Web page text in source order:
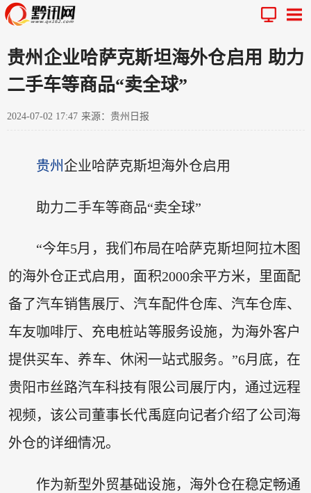
贵州企业哈萨克斯坦海外仓启用 助力
二手车等商品“卖全球”
2024-07-02 17:47 来源：贵州日报
贵州 企业哈萨克斯坦海外仓启用
助力二手车等商品“卖全球”
“今年5月，我们布局在哈萨克斯坦阿拉木图
的海外仓正式启用，面积2000余平方米，里面配
备了汽车销售展厅、汽车配件仓库、汽车仓库、
车友咖啡厅、充电桩站等服务设施，为海外客户
提供买车、养车、休闲一站式服务。”6月底，在
贵阳市丝路汽车科技有限公司展厅内，通过远程
视频，该公司董事长代禹庭向记者介绍了公司海
外仓的详细情况。
作为新型外贸基础设施，海外仓在稳定畅通